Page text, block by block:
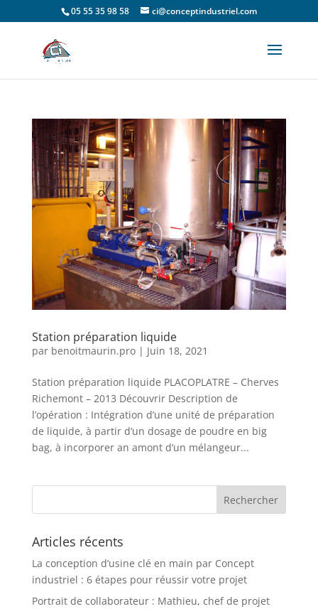
05 55 35 98 58 ci@conceptindustriel.com
Station préparation liquide
par benoitmaurin.pro| Juin 18, 2021
Station préparation liquide PLACOPLATRE – Cherves
Richemont – 2013 Découvrir Description de
l’opération : Intégration d’une unité de préparation
de liquide, à partir d’un dosage de poudre en big
bag, à incorporer an amont d’un mélangeur...
Articles récents
La conception d’usine clé en main par Concept
industriel : 6 étapes pour réussir votre projet
Portrait de collaborateur : Mathieu, chef de projet